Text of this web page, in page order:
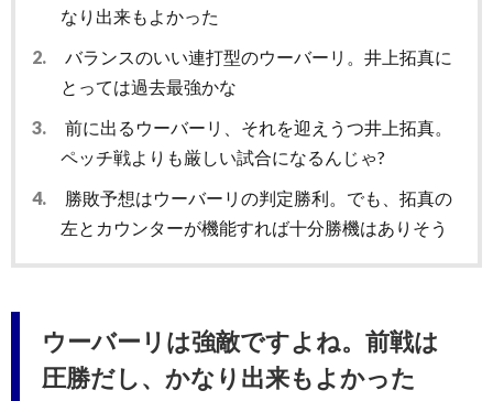
なり出来もよかった
2.
バランスのいい連打型のウーバーリ。井上拓真に
とっては過去最強かな
3.
前に出るウーバーリ、それを迎えうつ井上拓真。
ペッチ戦よりも厳しい試合になるんじゃ?
4.
勝敗予想はウーバーリの判定勝利。でも、拓真の
左とカウンターが機能すれば十分勝機はありそう
ウーバーリは強敵ですよね。前戦は
圧勝だし、かなり出来もよかった